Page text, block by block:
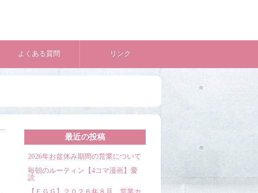
よくある質問 リンク
最近の投稿
2026年お盆休み期間の営業について
毎朝のルーティン【4コマ漫画】愛
読